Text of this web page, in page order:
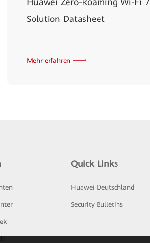
Huawei Zero-Roaming Wi-Fi 7
Solution Datasheet
Mehr erfahren
Quick Links
Huawei Deutschland
Security Bulletins